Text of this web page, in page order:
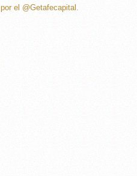
el @Getafecapital.